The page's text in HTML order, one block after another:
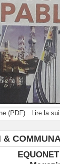
(PDF) Lire la
&